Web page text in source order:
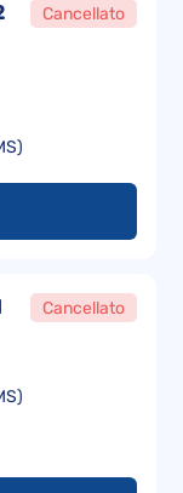
Cancellato
Cancellato